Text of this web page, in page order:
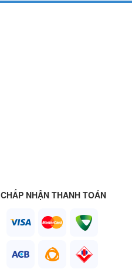
CHẤP NHẬN THANH TOÁN